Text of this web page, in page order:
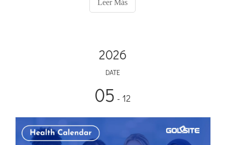
confiables para mejorar
Leer Más
2026
DATE
05 - 12